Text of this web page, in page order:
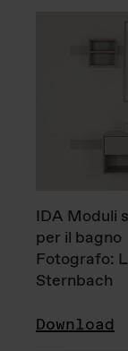
IDA Moduli
per il bagno
Fotografo:
Sternbach
Download